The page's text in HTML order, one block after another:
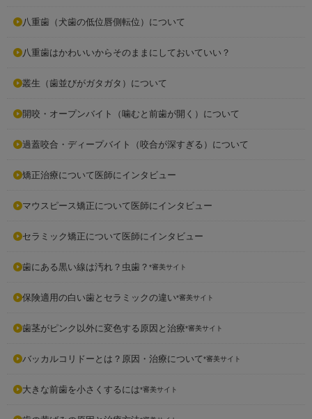
八重歯（犬歯の低位唇側転位）について
八重歯はかわいいからそのままにしておいていい？
叢生（歯並びがガタガタ）について
開咬・オープンバイト（噛むと前歯が開く）について
過蓋咬合・ディープバイト（咬合が深すぎる）について
矯正治療について医師にインタビュー
マウスピース矯正について医師にインタビュー
セラミック矯正について医師にインタビュー
歯にある黒い線は汚れ？虫歯？ *審美サイト
保険適用の白い歯とセラミックの違い*審美サイト
歯茎がピンク以外に変色する原因と治療*審美サイト
バッカルコリドーとは？原因・治療について*審美サイト
大きな前歯を小さくするには*審美サイト